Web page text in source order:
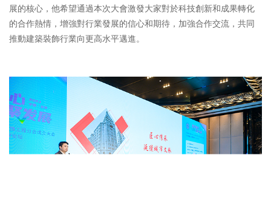
展的核心，他希望通過本次大會激發大家對於科技創新和成果轉化
的合作熱情，增強對行業發展的信心和期待，加強合作交流，共同
推動建築裝飾行業向更高水平邁進。